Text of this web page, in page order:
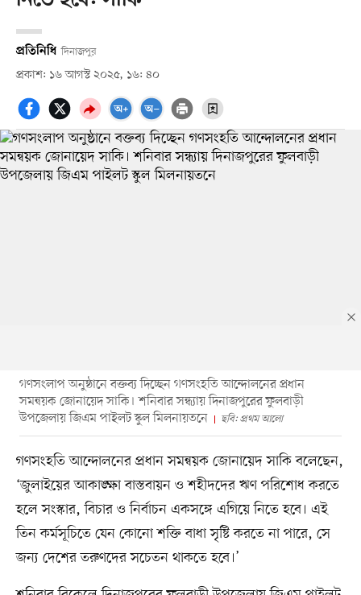
প্রতিনিধি দিনাজপুর
প্রকাশ: ১৬ আগস্ট ২০২৫, ১৬: ৪০
গণসংলাপ অনুষ্ঠানে বক্তব্য দিচ্ছেন গণসংহতি আন্দোলনের প্রধান
সমন্বয়ক জোনায়েদ সাকি। শনিবার সন্ধ্যায় দিনাজপুরের ফুলবাড়ী
উপজেলায় জিএম পাইলট স্কুল মিলনায়তনে
ছবি: প্রথম আলো
গণসংহতি আন্দোলনের প্রধান সমন্বয়ক জোনায়েদ সাকি বলেছেন,
‘জুলাইয়ের আকাঙ্ক্ষা বাস্তবায়ন ও শহীদদের ঋণ পরিশোধ করতে
হলে সংস্কার, বিচার ও নির্বাচন একসঙ্গে এগিয়ে নিতে হবে। এই
তিন কর্মসূচিতে যেন কোনো শক্তি বাধা সৃষ্টি করতে না পারে, সে
জন্য দেশের তরুণদের সচেতন থাকতে হবে।’